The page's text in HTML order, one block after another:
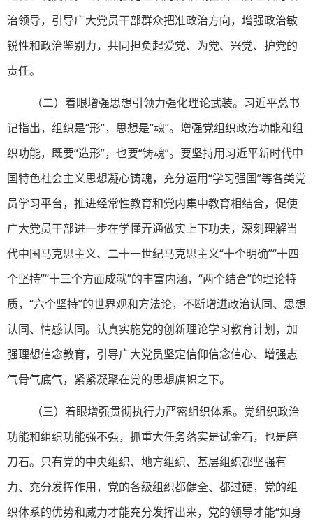
治领导，引导广大党员干部群众把准政治方向，增强政治敏
锐性和政治鉴别力，共同担负起爱党、为党、兴党、护党的
责任。
（二）着眼增强思想引领力强化理论武装。习近平总书
记指出，组织是“形”，思想是“魂”。增强党组织政治功能和组
织功能，既要“造形”，也要“铸魂”。要坚持用习近平新时代中
国特色社会主义思想凝心铸魂，充分运用“学习强国”等各类党
员学习平台，推进经常性教育和党内集中教育相结合，促使
广大党员干部进一步在学懂弄通做实上下功夫，深刻理解当
代中国马克思主义、二十一世纪马克思主义“十个明确”“十四
个坚持”“十三个方面成就”的丰富内涵，“两个结合”的理论特
质，“六个坚持”的世界观和方法论，不断增进政治认同、思想
认同、情感认同。认真实施党的创新理论学习教育计划，加
强理想信念教育，引导广大党员坚定信仰信念信心、增强志
气骨气底气，紧紧凝聚在党的思想旗帜之下。
（三）着眼增强贯彻执行力严密组织体系。党组织政治
功能和组织功能强不强，抓重大任务落实是试金石，也是磨
刀石。只有党的中央组织、地方组织、基层组织都坚强有
力、充分发挥作用，党的各级组织都健全、都过硬，党的组
织体系的优势和威力才能充分发挥出来，党的领导才能“如身